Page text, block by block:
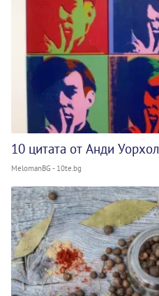
10 цитата от Анди Уорхол
MelomanBG - 10te.bg